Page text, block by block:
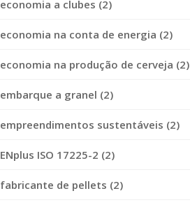
economia a clubes (2)
economia na conta de energia (2)
economia na produção de cerveja (2)
embarque a granel (2)
empreendimentos sustentáveis (2)
ENplus ISO 17225-2 (2)
fabricante de pellets (2)